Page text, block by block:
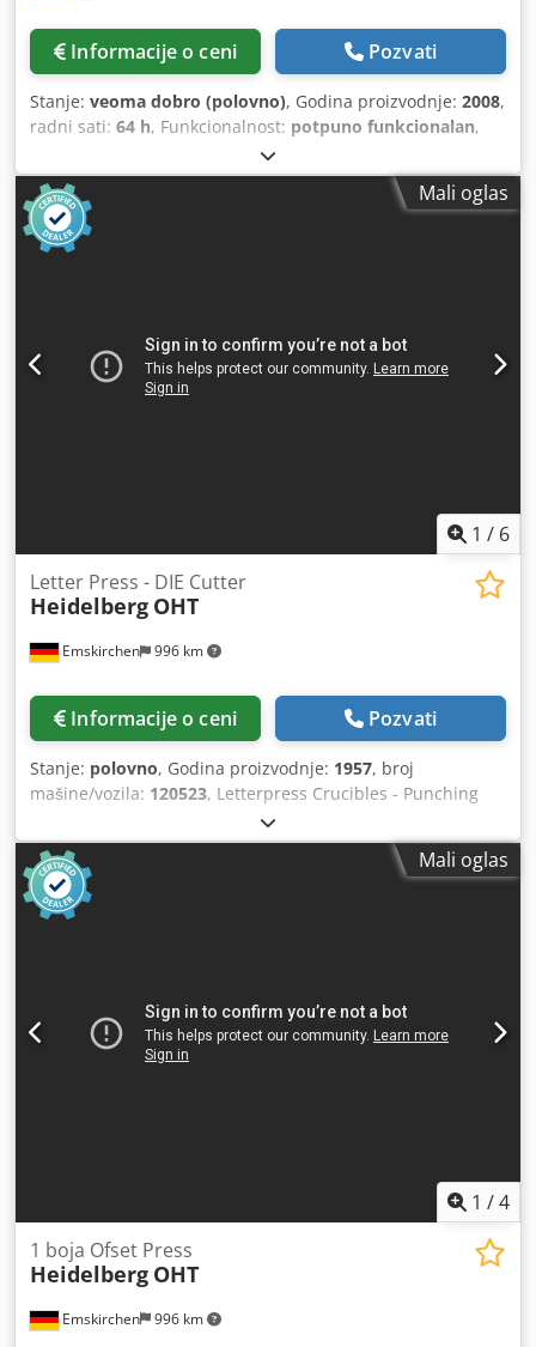
Informacije o ceni Pozvati
Stanje: veoma dobro (polovno), Godina proizvodnje: 2008,
radni sati: 64 h, Funkcionalnost: potpuno funkcionalan,
, širina papira (min.):
širina papira:520 mm, - Ryobi PCS-H - Obrtanje 2:3 / 5:0 -
RYOBI poluautomatski izmjenjivač ploča - IR sušara - Grafix
Digital 3000 uređaj za nanos pudera Cedpfx Amjzduu
Uousrf - Elektronska kontrola bočne marke - Elektronska
Mali oglas
1 / 6
Emskirchen 996 km
Letter Press - DIE Cutter
Heidelberg OHT
Informacije o ceni Pozvati
Stanje: polovno, Godina proizvodnje: 1957, broj
mašine/vozila: 120523, Letterpress Crucibles - Punching
Crucibles / Letter Press Crucibles - DIE Cutter Heidelberg
OHTIear 1957 - Serial-No. 120523N Veličina min.: 40 k
70mm - maks. 260 k 380mm Brzina min.: 2.200 sph - maks.
5.500 sph Standardna potjera: 260 k 340mm Skeleton
chase: 260 k 350mmU kompletu sa alatima i priborom
Ayhrsfx Amuef Na lageru Emskirchen / Nürnberg - Može se
testirati
Mali oglas
1 /4
Emskirchen 996 km
1 boja Ofset Press
Heidelberg OHT